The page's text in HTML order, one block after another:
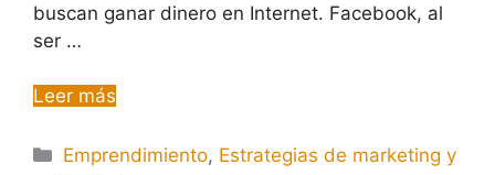
buscan ganar dinero en Internet. Facebook, al
ser …
Leer más
Emprendimiento, Estrategias de marketing y